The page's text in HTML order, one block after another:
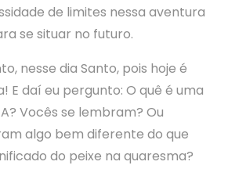
de limites nessa aventura
se situar no futuro.
nesse dia Santo, pois hoje é
E daí eu pergunto: O quê é uma
Vocês se lembram? Ou
algo bem diferente do que
do peixe na quaresma?